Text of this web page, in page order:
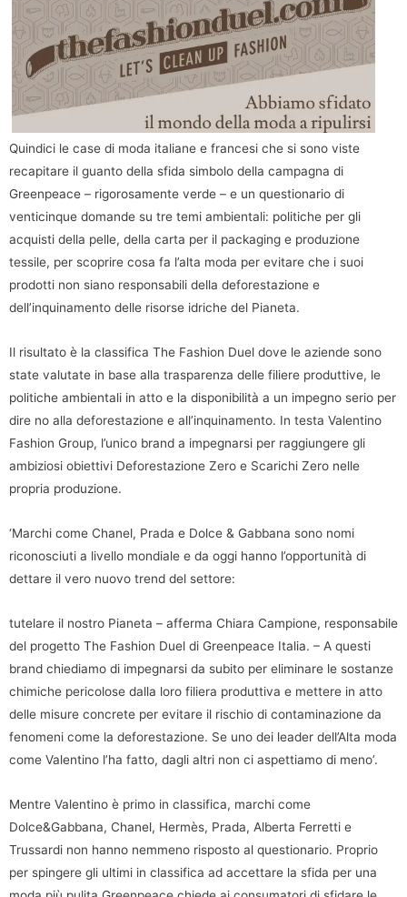
Quindici le case di moda italiane e francesi che si sono viste
recapitare il guanto della sfida simbolo della campagna di
Greenpeace – rigorosamente verde – e un questionario di
venticinque domande su tre temi ambientali: politiche per gli
acquisti della pelle, della carta per il packaging e produzione
tessile, per scoprire cosa fa l’alta moda per evitare che i suoi
prodotti non siano responsabili della deforestazione e
dell’inquinamento delle risorse idriche del Pianeta.
Il risultato è la classifica The Fashion Duel dove le aziende sono
state valutate in base alla trasparenza delle filiere produttive, le
politiche ambientali in atto e la disponibilità a un impegno serio per
dire no alla deforestazione e all’inquinamento. In testa Valentino
Fashion Group, l’unico brand a impegnarsi per raggiungere gli
ambiziosi obiettivi Deforestazione Zero e Scarichi Zero nelle
propria produzione.
‘Marchi come Chanel, Prada e Dolce & Gabbana sono nomi
riconosciuti a livello mondiale e da oggi hanno l’opportunità di
dettare il vero nuovo trend del settore:
tutelare il nostro Pianeta – afferma Chiara Campione, responsabile
del progetto The Fashion Duel di Greenpeace Italia. – A questi
brand chiediamo di impegnarsi da subito per eliminare le sostanze
chimiche pericolose dalla loro filiera produttiva e mettere in atto
delle misure concrete per evitare il rischio di contaminazione da
fenomeni come la deforestazione. Se uno dei leader dell’Alta moda
come Valentino l’ha fatto, dagli altri non ci aspettiamo di meno’.
Mentre Valentino è primo in classifica, marchi come
Dolce&Gabbana, Chanel, Hermès, Prada, Alberta Ferretti e
Trussardi non hanno nemmeno risposto al questionario. Proprio
per spingere gli ultimi in classifica ad accettare la sfida per una